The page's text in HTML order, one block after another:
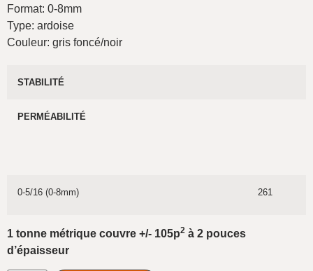
Format: 0-8mm
Type: ardoise
Couleur: gris foncé/noir
STABILITÉ
PERMÉABILITÉ
0-5/16 (0-8mm) 261
1 tonne métrique couvre +/- 105p2 à 2 pouces
d’épaisseur